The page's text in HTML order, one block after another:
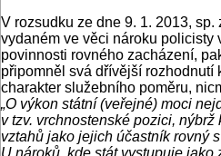
V rozsudku ze dne 9. 1. 2013, sp.
vydaném ve věci nároku policisty
povinnosti rovného zacházení,
připomněl svá dřívější rozhodnutí
charakter služebního poměru,
„O výkon státní (veřejné) moci
v tzv. vrchnostenské pozici,
vztahů jako jejich účastník rovný
U nároků, kde stát vystupuje jako